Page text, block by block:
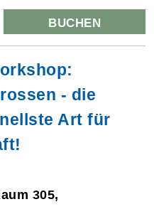
BUCHEN
- die
Art für
305,